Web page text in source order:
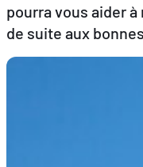
pourra vous aider
de suite aux